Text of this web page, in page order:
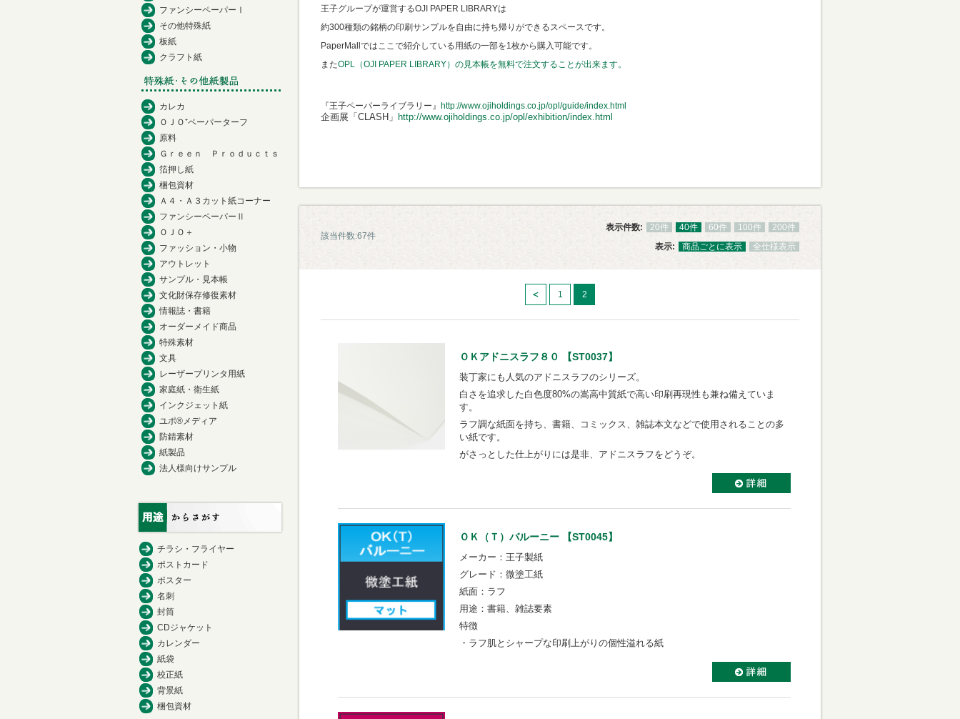
王子グループが運営するOJI PAPER LIBRARYは
約300種類の銘柄の印刷サンプルを自由に持ち帰りができるスペースです。
PaperMallではここで紹介している用紙の一部を1枚から購入可能です。
またOPL（OJI PAPER LIBRARY）の見本帳を無料で注文することが出来ます。
『王子ペーパーライブラリー』 http://www.ojiholdings.co.jp/opl/guide/index.html
企画展「CLASH」 http://www.ojiholdings.co.jp/opl/exhibition/index.html
該当件数:67件
表示件数: 20件 40件 60件 100件
200件
表示:
商品ごとに表示 全仕様表示
1 2
ＯＫアドニスラフ８０ 【ST0037】
装丁家にも人気のアドニスラフのシリーズ。
白さを追求した白色度80%の嵩高中質紙で高い印刷再現性も兼ね備えていま
す。
ラフ調な紙面を持ち、書籍、コミックス、雑誌本文などで使用されることの多
い紙です。
がさっとした仕上がりには是非、アドニスラフをどうぞ。
ＯＫ（Ｔ）バルーニー 【ST0045】
メーカー：王子製紙
グレード：微塗工紙
紙面：ラフ
用途：書籍、雑誌要素
特徴
・ラフ肌とシャープな印刷上がりの個性溢れる紙
ファンシーペーパーⅠ
その他特殊紙
板紙
クラフト紙
カレカ
ＯＪＯ⁺ペーパーターフ
原料
Ｇｒｅｅｎ Ｐｒｏｄｕｃｔｓ
箔押し紙
梱包資材
Ａ４・Ａ３カット紙コーナー
ファンシーペーパーⅡ
ＯＪＯ＋
ファッション・小物
アウトレット
サンプル・見本帳
文化財保存修復素材
情報誌・書籍
オーダーメイド商品
特殊素材
文具
レーザープリンタ用紙
家庭紙・衛生紙
インクジェット紙
ユポ®メディア
防錆素材
紙製品
法人様向けサンプル
チラシ・フライヤー
ポストカード
ポスター
名刺
封筒
CDジャケット
カレンダー
紙袋
校正紙
背景紙
梱包資材